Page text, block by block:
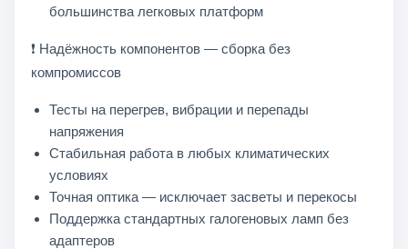
большинства легковых платформ
❗ Надёжность компонентов — сборка без
компромиссов
Тесты на перегрев, вибрации и перепады
напряжения
Стабильная работа в любых климатических
условиях
Точная оптика — исключает засветы и перекосы
Поддержка стандартных галогеновых ламп без
адаптеров